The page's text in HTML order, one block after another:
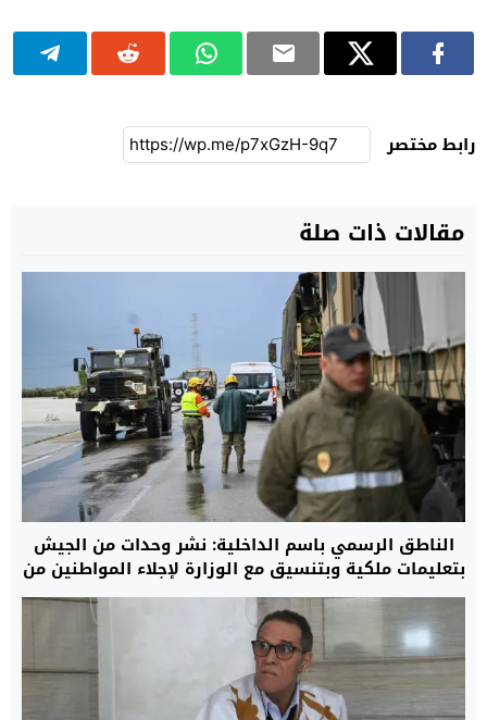
رابط مختصر
مقالات ذات صلة
الناطق الرسمي باسم الداخلية: نشر وحدات من الجيش
بتعليمات ملكية وبتنسيق مع الوزارة لإجلاء المواطنين من
مناطق الفيضانات.. والعملية شملت أكثر من 108 آلاف
شخص